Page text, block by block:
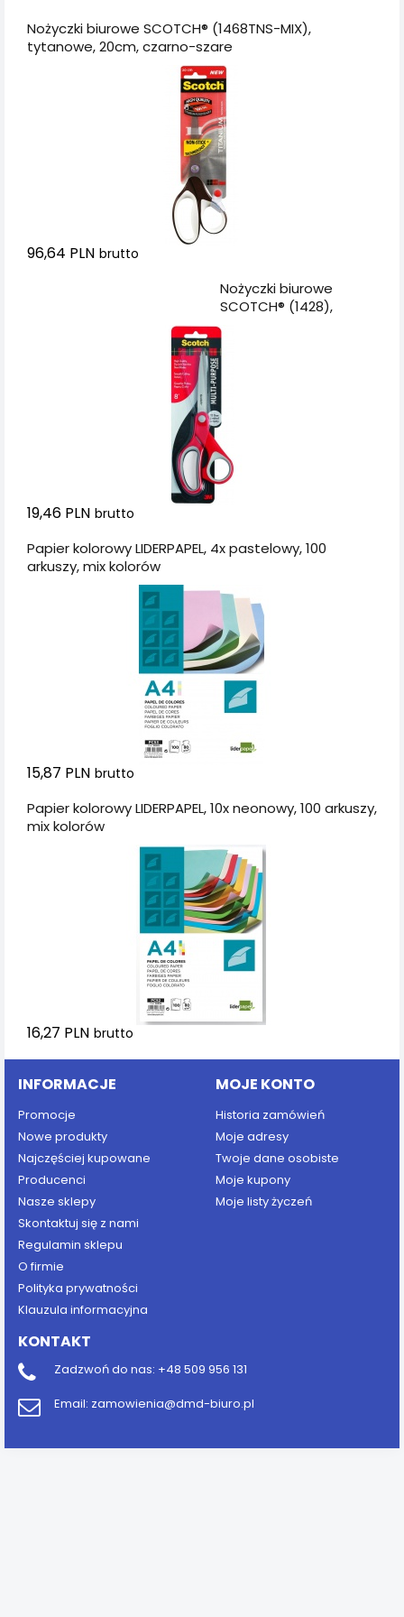
Nożyczki biurowe SCOTCH® (1468TNS-MIX),
tytanowe, 20cm, czarno-szare
96,64 PLN brutto
Nożyczki biurowe
SCOTCH® (1428),
ergonomiczne, 20,5cm,
czerwono-szare
19,46 PLN brutto
Papier kolorowy LIDERPAPEL, 4x pastelowy, 100
arkuszy, mix kolorów
15,87 PLN brutto
Papier kolorowy LIDERPAPEL, 10x neonowy, 100 arkuszy,
mix kolorów
16,27 PLN brutto
INFORMACJE
Promocje
Nowe produkty
Najczęściej kupowane
Producenci
Nasze sklepy
Skontaktuj się z nami
Regulamin sklepu
O firmie
Polityka prywatności
Klauzula informacyjna
MOJE KONTO
Historia zamówień
Moje adresy
Twoje dane osobiste
Moje kupony
Moje listy życzeń
KONTAKT
Zadzwoń do nas: +48 509 956 131
Email: zamowienia@dmd-biuro.pl